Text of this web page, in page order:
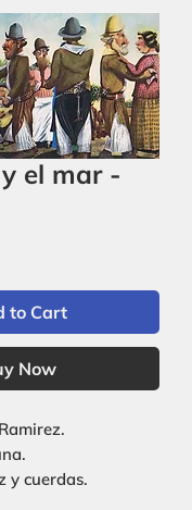
el mar -
to Cart
Now
y cuerdas.